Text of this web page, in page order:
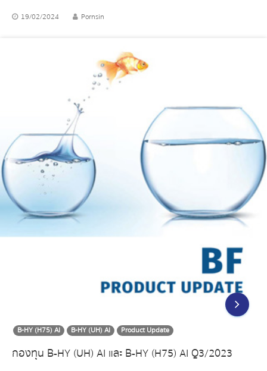
19/02/2024 Pornsin
B-HY (H75) AI B-HY (UH) AI Product Update
กองทุน B-HY (UH) AI และ B-HY (H75) AI Q3/2023